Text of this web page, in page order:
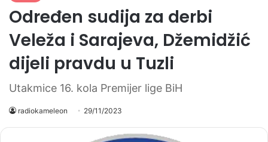
Određen sudija za derbi
Veleža i Sarajeva, Džemidžić
dijeli pravdu u Tuzli
Utakmice 16. kola Premijer lige BiH
radiokameleon 29/11/2023